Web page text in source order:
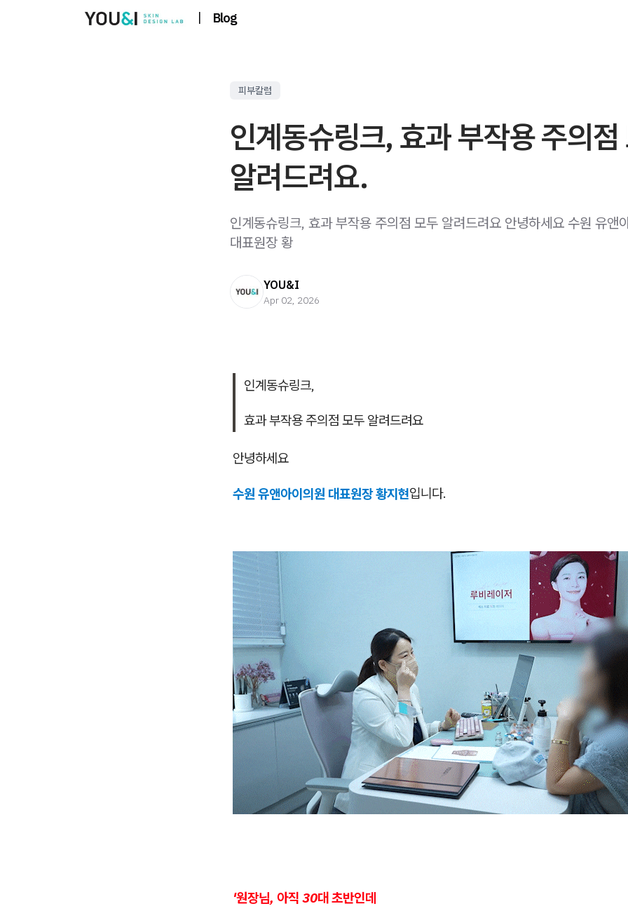
| Blog
피부칼럼
인계동슈링크, 효과 부작용 주의점
알려드려요.
인계동슈링크, 효과 부작용 주의점 모두 알려드려요 안녕하세요 수원 유앤
대표원장 황
YOU&I
Apr 02, 2026
인계동슈링크,
효과 부작용 주의점 모두 알려드려요
안녕하세요
수원 유앤아이의원 대표원장 황지현입니다.
'원장님, 아직 30대 초반인데